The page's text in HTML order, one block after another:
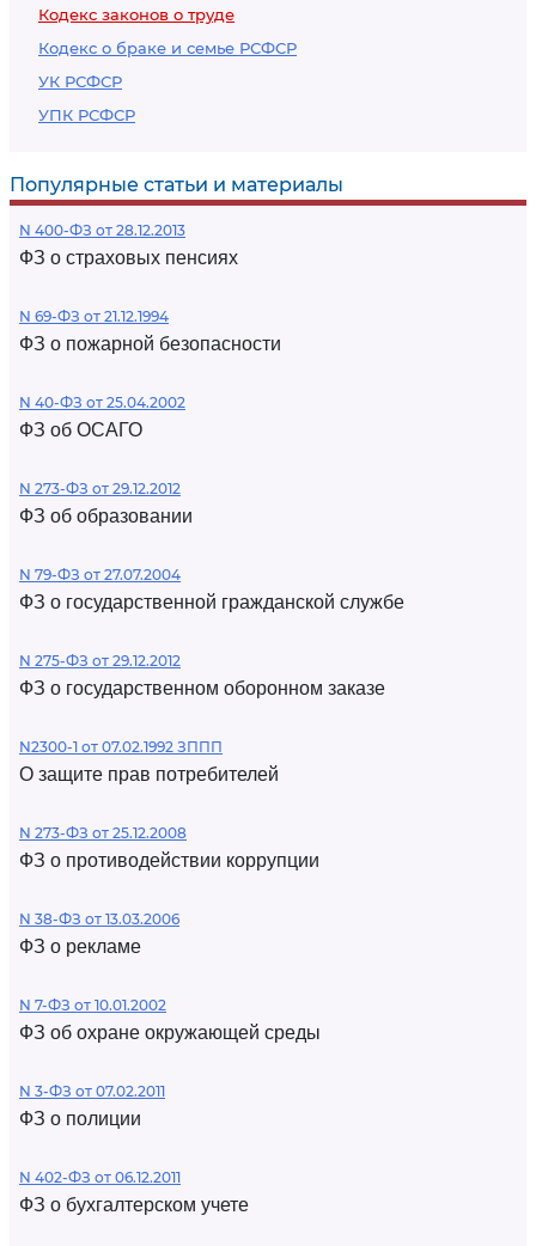
Кодекс законов о труде
Кодекс о браке и семье РСФСР
УК РСФСР
УПК РСФСР
Популярные статьи и материалы
N 400-ФЗ от 28.12.2013
ФЗ о страховых пенсиях
N 69-ФЗ от 21.12.1994
ФЗ о пожарной безопасности
N 40-ФЗ от 25.04.2002
ФЗ об ОСАГО
N 273-ФЗ от 29.12.2012
ФЗ об образовании
N 79-ФЗ от 27.07.2004
ФЗ о государственной гражданской службе
N 275-ФЗ от 29.12.2012
ФЗ о государственном оборонном заказе
N2300-1 от 07.02.1992 ЗППП
О защите прав потребителей
N 273-ФЗ от 25.12.2008
ФЗ о противодействии коррупции
N 38-ФЗ от 13.03.2006
ФЗ о рекламе
N 7-ФЗ от 10.01.2002
ФЗ об охране окружающей среды
N 3-ФЗ от 07.02.2011
ФЗ о полиции
N 402-ФЗ от 06.12.2011
ФЗ о бухгалтерском учете